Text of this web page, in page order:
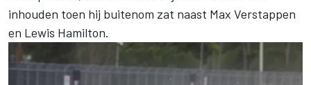
inhouden toen hij buitenom zat naast Max Verstappen
en Lewis Hamilton.